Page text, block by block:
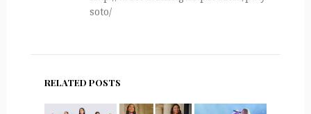
soto/
RELATED POSTS